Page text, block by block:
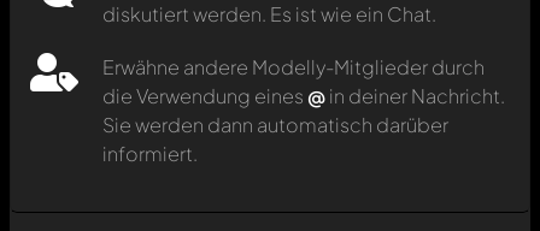
diskutiert werden. Es ist wie ein Chat.
Erwähne andere Modelly-Mitglieder durch
die Verwendung eines @in deiner Nachricht.
Sie werden dann automatisch darüber
informiert.